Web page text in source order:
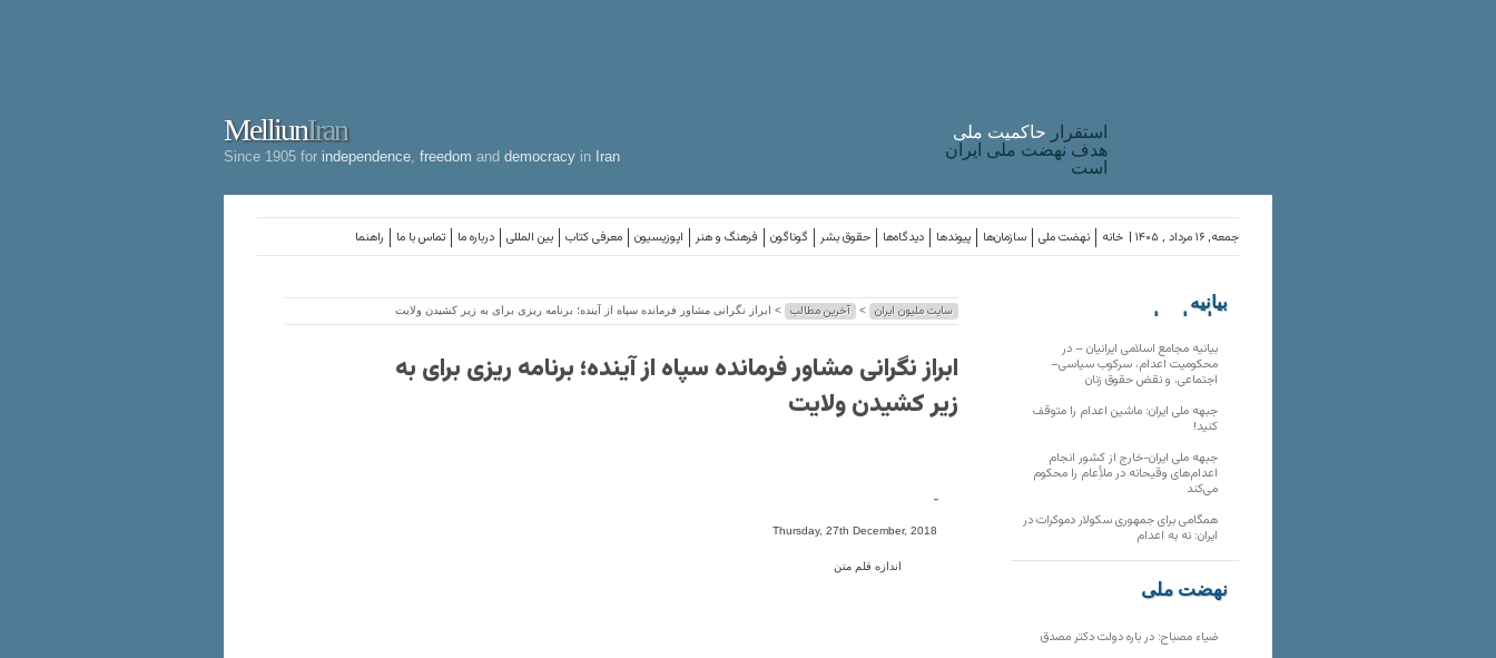
MelliunIran
Since 1905 for independence freedom and democracy in Iran
استقرار حاکميت ملی
هدف نهضت ملی ایران
است
راهنما تماس با ما درباره ما بین المللی معرفی کتاب اپوزیسیون فرهنگ و هنر گوناگون حقوق بشر دیدگاه‌ها پیوندها سازمان‌ها نهضت ملی خانه جمعه, ۱۶ مرداد , ۱۴۰۵ |
سایت ملیون ایران > آخرین مطالب > ابراز نگرانی مشاور فرمانده سپاه از آینده؛ برنامه ریزی برای به زیر کشیدن ولایت
ابراز نگرانی مشاور فرمانده سپاه از آینده؛ برنامه ریزی برای به
زیر کشیدن ولایت
-
Thursday, 27th December, 2018
اندازه قلم متن
بیانیه
سازمان‌های
بیانیه مجامع اسلامی ایرانیان – در
محکومیت اعدام، سرکوب سیاسی–
اجتماعی، و نقض حقوق زنان
جبهه ملی ایران: ماشین اعدام را متوقف
کنید!
جبهه ملی ایران-خارج از کشور انجام
اعدام‌های وقیحانه در ملأِعام را محکوم
می‌کند
همگامی برای جمهوری سکولار دموکرات در
ایران: نه به اعدام
نهضت ملی
ضیاء مصباح: در باره دولت دکتر مصدق